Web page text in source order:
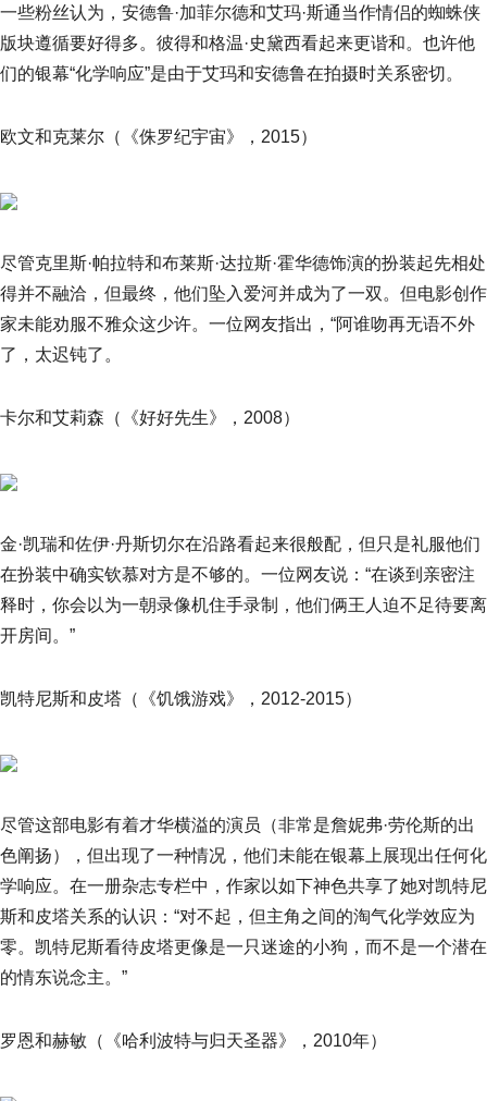
一些粉丝认为，安德鲁·加菲尔德和艾玛·斯通当作情侣的蜘蛛侠
版块遵循要好得多。彼得和格温·史黛西看起来更谐和。也许他
们的银幕“化学响应”是由于艾玛和安德鲁在拍摄时关系密切。
欧文和克莱尔（《侏罗纪宇宙》，2015）
尽管克里斯·帕拉特和布莱斯·达拉斯·霍华德饰演的扮装起先相处
得并不融洽，但最终，他们坠入爱河并成为了一双。但电影创作
家未能劝服不雅众这少许。一位网友指出，“阿谁吻再无语不外
了，太迟钝了。
卡尔和艾莉森（《好好先生》，2008）
金·凯瑞和佐伊·丹斯切尔在沿路看起来很般配，但只是礼服他们
在扮装中确实钦慕对方是不够的。一位网友说：“在谈到亲密注
释时，你会以为一朝录像机住手录制，他们俩王人迫不足待要离
开房间。”
凯特尼斯和皮塔（《饥饿游戏》，2012-2015）
尽管这部电影有着才华横溢的演员（非常是詹妮弗·劳伦斯的出
色阐扬），但出现了一种情况，他们未能在银幕上展现出任何化
学响应。在一册杂志专栏中，作家以如下神色共享了她对凯特尼
斯和皮塔关系的认识：“对不起，但主角之间的淘气化学效应为
零。凯特尼斯看待皮塔更像是一只迷途的小狗，而不是一个潜在
的情东说念主。”
罗恩和赫敏（《哈利波特与归天圣器》，2010年）